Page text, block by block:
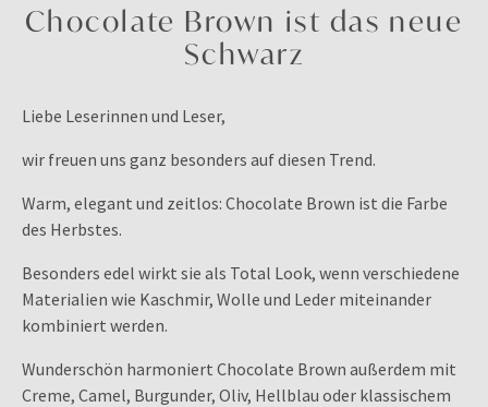
Chocolate Brown ist das neue
Schwarz
Liebe Leserinnen und Leser,
wir freuen uns ganz besonders auf diesen Trend.
Warm, elegant und zeitlos: Chocolate Brown ist die Farbe
des Herbstes.
Besonders edel wirkt sie als Total Look, wenn verschiedene
Materialien wie Kaschmir, Wolle und Leder miteinander
kombiniert werden.
Wunderschön harmoniert Chocolate Brown außerdem mit
Creme, Camel, Burgunder, Oliv, Hellblau oder klassischem